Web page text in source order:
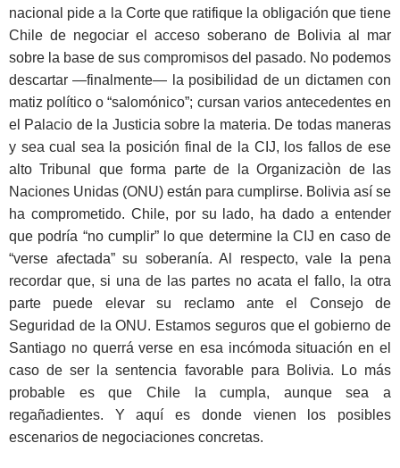
nacional pide a la Corte que ratifique la obligación que tiene
Chile de negociar el acceso soberano de Bolivia al mar
sobre la base de sus compromisos del pasado. No podemos
descartar —finalmente— la posibilidad de un dictamen con
matiz político o “salomónico”; cursan varios antecedentes en
el Palacio de la Justicia sobre la materia. De todas maneras
y sea cual sea la posición final de la CIJ, los fallos de ese
alto Tribunal que forma parte de la Organizaciòn de las
Naciones Unidas (ONU) están para cumplirse. Bolivia así se
ha comprometido. Chile, por su lado, ha dado a entender
que podría “no cumplir” lo que determine la CIJ en caso de
“verse afectada” su soberanía. Al respecto, vale la pena
recordar que, si una de las partes no acata el fallo, la otra
parte puede elevar su reclamo ante el Consejo de
Seguridad de la ONU. Estamos seguros que el gobierno de
Santiago no querrá verse en esa incómoda situación en el
caso de ser la sentencia favorable para Bolivia. Lo más
probable es que Chile la cumpla, aunque sea a
regañadientes. Y aquí es donde vienen los posibles
escenarios de negociaciones concretas.